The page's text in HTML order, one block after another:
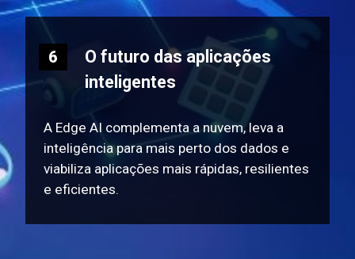
O futuro das aplicações
inteligentes
A Edge AI complementa a nuvem, leva a
inteligência para mais perto dos dados e
viabiliza aplicações mais rápidas, resilientes
e eficientes.
6